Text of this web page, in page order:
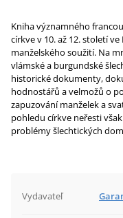
Kniha významného
církve v 10. až 12. století
manželského soužití. Na
vlámské a burgundské
historické dokumenty,
hodnostářů a velmožů o
zapuzování manželek a
pohledu církve neřesti
problémy šlechtických
Vydavateľ